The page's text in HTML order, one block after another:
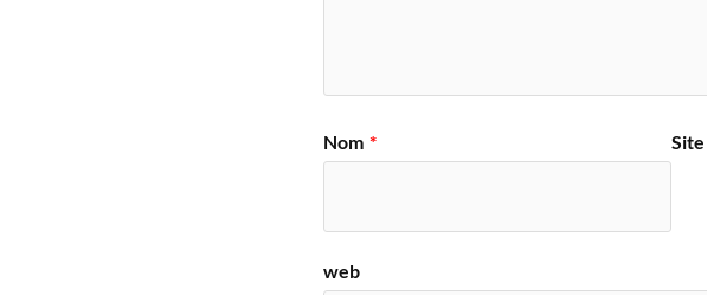
Nom * Site
web